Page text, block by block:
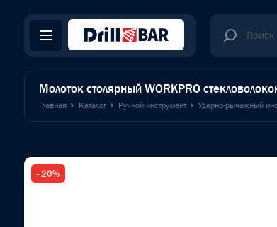
Молоток столярный WORKPRO
Главная Каталог Ручной инструмент Ударно-рычажный
- 20%